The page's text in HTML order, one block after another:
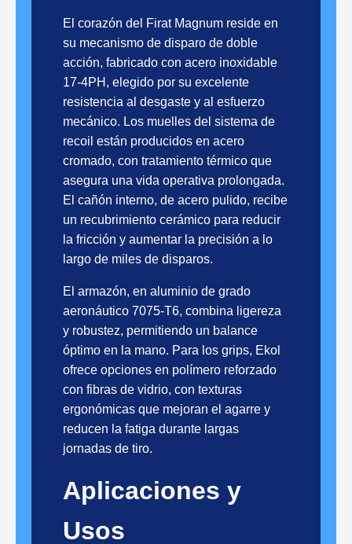
El corazón del Firat Magnum reside en
su mecanismo de disparo de doble
acción, fabricado con acero inoxidable
17-4PH, elegido por su excelente
resistencia al desgaste y al esfuerzo
mecánico. Los muelles del sistema de
recoil están producidos en acero
cromado, con tratamiento térmico que
asegura una vida operativa prolongada.
El cañón interno, de acero pulido, recibe
un recubrimiento cerámico para reducir
la fricción y aumentar la precisión a lo
largo de miles de disparos.
El armazón, en aluminio de grado
aeronáutico 7075-T6, combina ligereza
y robustez, permitiendo un balance
óptimo en la mano. Para los grips, Ekol
ofrece opciones en polímero reforzado
con fibras de vidrio, con texturas
ergonómicas que mejoran el agarre y
reducen la fatiga durante largas
jornadas de tiro.
Aplicaciones y
Usos